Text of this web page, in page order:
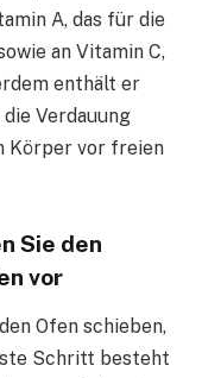
A, das für die
an Vitamin C,
enthält er
Verdauung
Körper vor freien
Sie den
vor
Ofen schieben,
Schritt besteht